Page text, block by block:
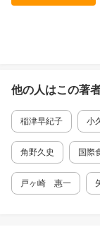
他の人はこの著
稲津早紀子 小
角野久史 国際
戸ヶ崎 惠一